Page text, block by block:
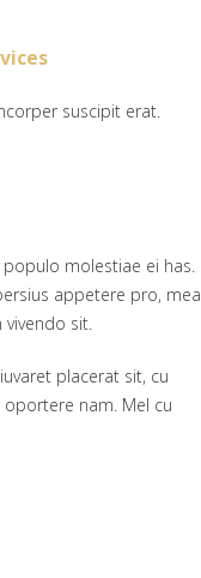
suscipit erat.
molestiae ei has.
appetere pro, mea
vivendo sit.
placerat sit, cu
nam. Mel cu